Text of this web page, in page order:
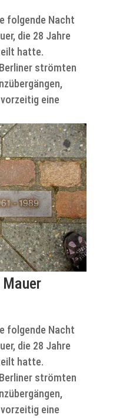
folgende Nacht
die 28 Jahre
hatte.
strömten
eine
folgende Nacht
die 28 Jahre
hatte.
strömten
eine